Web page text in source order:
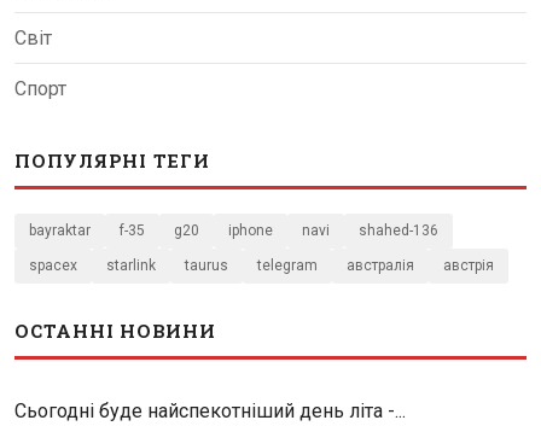
Світ
Спорт
ПОПУЛЯРНІ ТЕГИ
bayraktar f-35 g20 iphone navi shahed-136
spacex starlink taurus telegram австралія австрія
ОСТАННІ НОВИНИ
Сьогодні буде найспекотніший день літа -...